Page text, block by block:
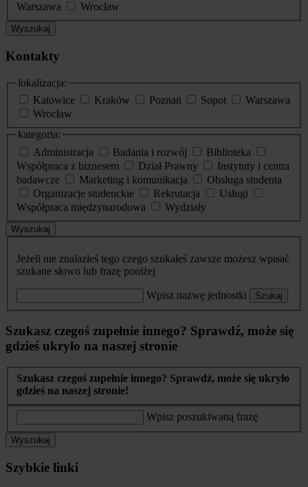
Warszawa
Wrocław
Wyszukaj
Kontakty
lokalizacja:
Katowice
Kraków Poznań Sopot
Warszawa
Wrocław
kategoria:
Administracja
Badania i rozwój
Biblioteka
Współpraca z biznesem
Dział Prawny
Instytuty i centra
badawcze
Marketing i komunikacja
Obsługa studenta
Organizacje studenckie
Rekrutacja
Usługi
Współpraca międzynarodowa
Wydziały
Wyszukaj
Jeżeli nie znalazłeś tego czego szukałeś zawsze możesz wpisać
szukane słowo lub frazę poniżej
Wpisz nazwę jednostki Szukaj
Szukasz czegoś zupełnie innego? Sprawdź, może się
gdzieś ukryło na naszej stronie
Szukasz czegoś zupełnie innego? Sprawdź, może się ukryło
gdzieś na naszej stronie!
Wpisz poszukiwaną frazę
Wyszukaj
Szybkie linki